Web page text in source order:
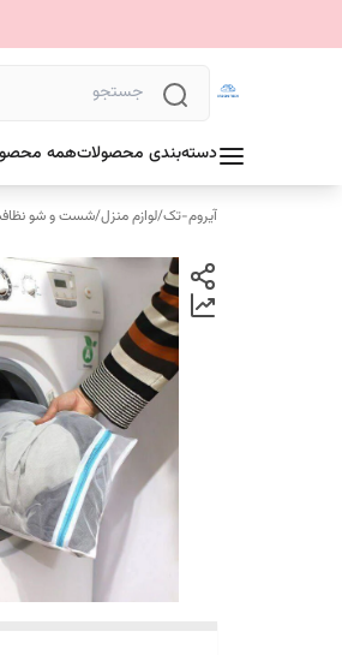
دسته‌بندی محصولاتهمه
آیروم-تک/لوازم منزل/شست و شو